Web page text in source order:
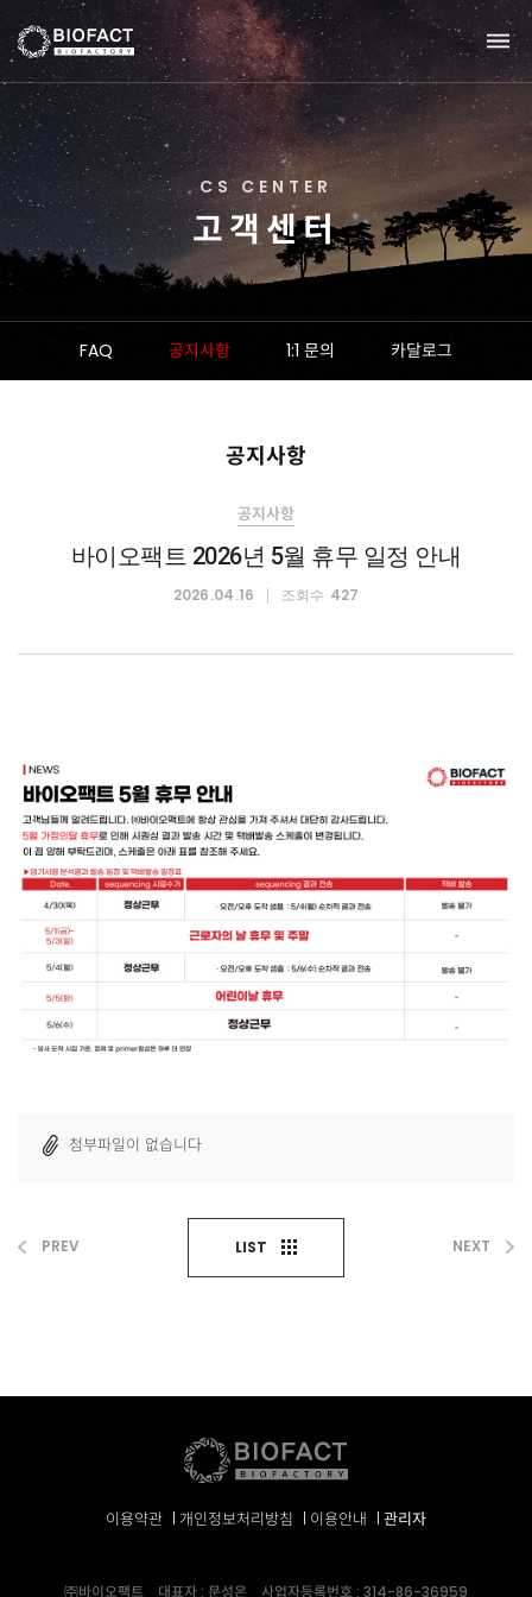
C S C E N T E R
고객센터
FAQ 공지사항 1:1 문의 카달로그
공지사항
공지사항
바이오팩트 2026년 5월 휴무 일정 안내
2026.04.16 조회수 427
첨부파일이 없습니다
PREV LIST NEXT
이용약관 개인정보처리방침 이용안내 관리자
㈜바이오팩트 대표자 : 문성은 사업자등록번호 : 314-86-36959